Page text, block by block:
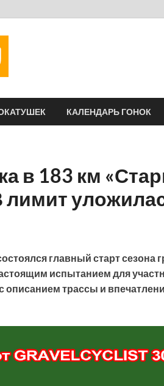
КАЛЕНДАРЬ ГОНОК
в 183 км
лимит
главный старт сезона
испытанием для
описанием трассы и